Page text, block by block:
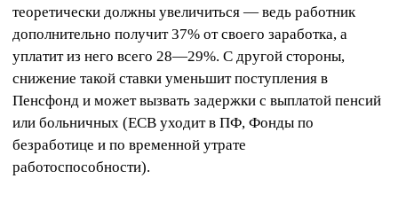
теоретически должны увеличиться — ведь работник
дополнительно получит 37% от своего заработка, а
уплатит из него всего 28—29%. С другой стороны,
снижение такой ставки уменьшит поступления в
Пенсфонд и может вызвать задержки с выплатой пенсий
или больничных (ЕСВ уходит в ПФ, Фонды по
безработице и по временной утрате
работоспособности).